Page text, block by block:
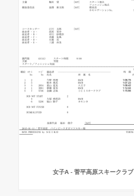
女子A - 菅平高原スキークラブ